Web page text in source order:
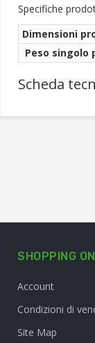
Specifiche
Dimensioni
Peso singolo
Scheda
SHOPPING
Account
Condizioni di
Site Map